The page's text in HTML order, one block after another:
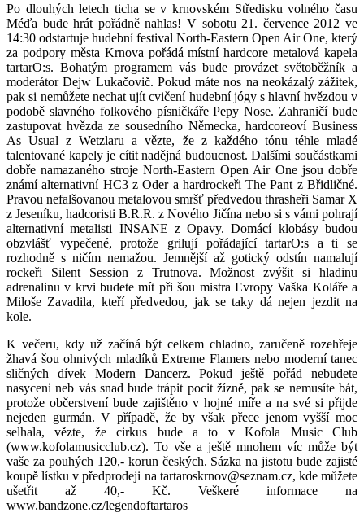
Po dlouhých letech ticha se v krnovském Středisku volného času
Méďa bude hrát pořádně nahlas! V sobotu 21. července 2012 ve
14:30 odstartuje hudební festival North-Eastern Open Air One, který
za podpory města Krnova pořádá místní hardcore metalová kapela
tartarO:s. Bohatým programem vás bude provázet světoběžník a
moderátor Dejw Lukačovič. Pokud máte nos na neokázalý zážitek,
pak si nemůžete nechat ujít cvičení hudební jógy s hlavní hvězdou v
podobě slavného folkového písničkáře Pepy Nose. Zahraničí bude
zastupovat hvězda ze sousedního Německa, hardcoreoví Business
As Usual z Wetzlaru a vězte, že z každého tónu téhle mladé
talentované kapely je cítit nadějná budoucnost. Dalšími součástkami
dobře namazaného stroje North-Eastern Open Air One jsou dobře
známí alternativní HC3 z Oder a hardrockeři The Pant z Břidličné.
Pravou nefalšovanou metalovou smršť předvedou thrasheři Samar X
z Jeseníku, hadcoristi B.R.R. z Nového Jičína nebo si s vámi pohrají
alternativní metalisti INSANE z Opavy. Domácí klobásy budou
obzvlášť vypečené, protože grilují pořádající tartarO:s a ti se
rozhodně s ničím nemažou. Jemnější až gotický odstín namalují
rockeři Silent Session z Trutnova. Možnost zvýšit si hladinu
adrenalinu v krvi budete mít při šou mistra Evropy Vaška Koláře a
Miloše Zavadila, kteří předvedou, jak se taky dá nejen jezdit na
kole.
K večeru, kdy už začíná být celkem chladno, zaručeně rozehřeje
žhavá šou ohnivých mladíků Extreme Flamers nebo moderní tanec
sličných dívek Modern Dancerz. Pokud ještě pořád nebudete
nasyceni neb vás snad bude trápit pocit žízně, pak se nemusíte bát,
protože občerstvení bude zajištěno v hojné míře a na své si přijde
nejeden gurmán. V případě, že by však přece jenom vyšší moc
selhala, vězte, že cirkus bude a to v Kofola Music Club
(www.kofolamusicclub.cz). To vše a ještě mnohem víc může být
vaše za pouhých 120,- korun českých. Sázka na jistotu bude zajisté
koupě lístku v předprodeji na tartaroskrnov@seznam.cz, kde můžete
ušetřit až 40,- Kč. Veškeré informace na
www.bandzone.cz/legendoftartaros